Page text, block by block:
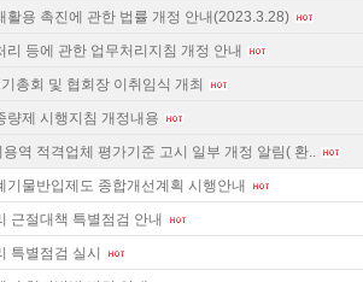
활용 촉진에 관한 법률 개정 안내(2023.3.28)
리 등에 관한 업무처리지침 개정 안내
총회 및 협회장 이취임식 개최
량제 시행지침 개정내용
역 적격업체 평가기준 고시 일부 개정 알림( 환..
기물반입제도 종합개선계획 시행안내
근절대책 특별점검 안내
특별점검 실시